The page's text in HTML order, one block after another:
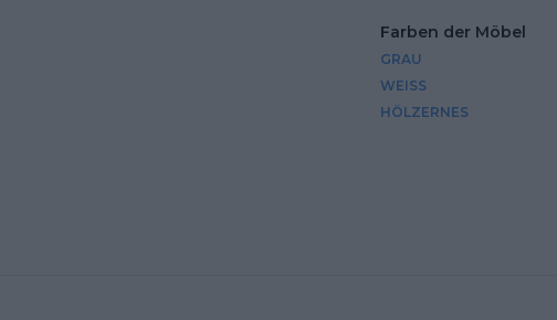
Farben der Möbel
GRAU
WEISS
HÖLZERNES